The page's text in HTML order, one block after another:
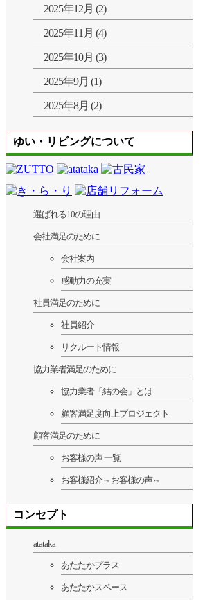
2025年12月 (2)
2025年11月 (4)
2025年10月 (3)
2025年9月 (1)
2025年8月 (2)
ゆい・リビングについて
選ばれる10の理由
会社満足のために
会社案内
感動力の充実
社員満足のために
社員紹介
リクルート情報
協力業者満足のために
協力業者「結の会」とは
顧客満足度向上プロジェクト
顧客満足のために
お客様の声 一覧
お客様紹介～お客様の声～
コンセプト
atataka
あたたかプラス
あたたかスペース